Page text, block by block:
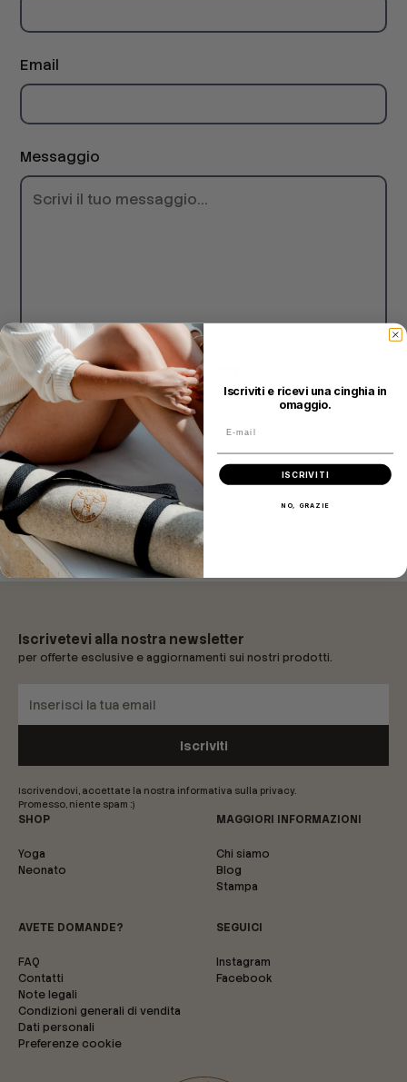
Email
Messaggio
Accetto lapolitica sulla privacy
Iscrivetevi alla nostra newsletter
per offerte esclusive e aggiornamenti sui nostri prodotti.
Iscrivendovi, accettate la nostra informativa sulla privacy.
Promesso, niente spam :)
SHOP
Yoga
Neonato
MAGGIORI INFORMAZIONI
Chi siamo
Blog
Stampa
AVETE DOMANDE?
FAQ
Contatti
Note legali
Condizioni generali di vendita
Dati personali
Preferenze cookie
SEGUICI
Instagram
Facebook
Iscriviti e ricevi una cinghia in
omaggio.
ISCRIVITI
NO, GRAZIE